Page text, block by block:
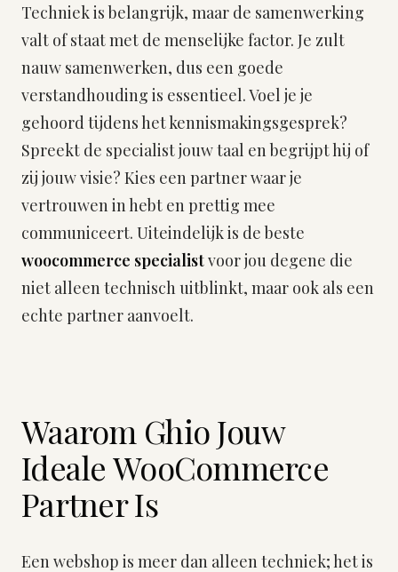
Techniek is belangrijk, maar de samenwerking
valt of staat met de menselijke factor. Je zult
nauw samenwerken, dus een goede
verstandhouding is essentieel. Voel je je
gehoord tijdens het kennismakingsgesprek?
Spreekt de specialist jouw taal en begrijpt hij of
zij jouw visie? Kies een partner waar je
vertrouwen in hebt en prettig mee
communiceert. Uiteindelijk is de beste
woocommerce specialistvoor jou degene die
niet alleen technisch uitblinkt, maar ook als een
echte partner aanvoelt.
Waarom Ghio Jouw
Ideale WooCommerce
Partner Is
Een webshop is meer dan alleen techniek; het is